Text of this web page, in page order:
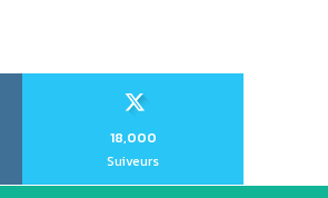
18,000
Suiveurs